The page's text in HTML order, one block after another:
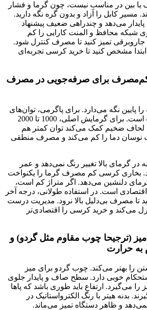
یا بین در مناسب نیست، چون گرما و فشار
کابل را آزاد و بدون گره نگه دارید.
می‌دهد و چندراهی ضعیف پیشنهاد
شبکه محافظ و المنت کارایی را کم
جاروبرقی تمیز کنید تا مصرف کنترل شود.
ابتدا مشخص کنید تا خرید کرسی تجربه‌ای
کم‌مصرف برای صرفه‌جویی در مصرف
نگه می‌دارد. برای پاگرمی، توان‌های
40 یا 500 وات مناسب است. برای گرمایش اصلی، 1000 تا 2000
لحاف ضخیم کمک می‌کند توان کمتر هم
نوسان دما را کم می‌کند و مصرف منطقی
در گرمای بالا تغییر رنگ نمی‌دهد و عمر
بخاری کرسی کم مصرف گرما را یکنواخت
دلنشین می‌دهد. اگر متراژ کم است،
اقتصادی است. در استفاده طولانی، درجه آخر
تا مصرف بی‌دلیل بالا نرود. مدیریت درست
می‌کند و خرید کرسی را اقتصادی‌تر
میز (ترجیحا چوب مقاوم مثل گردو) و
به حرارت
را بهتر می‌کند. چوب گردو برای میز
خوبی دارد. سطح صاف و پایدار جلوی
می‌گیرد. ارتفاع باید طوری باشد که پاها
بدنه هیتر با رنگ الکترواستاتیک در
نمی‌دهد و ظاهر دستگاه تمیز می‌ماند.